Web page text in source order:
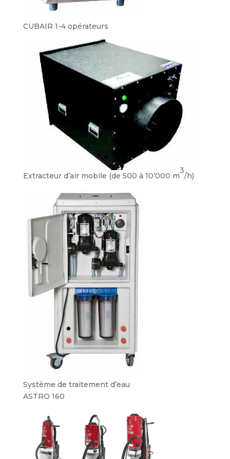
CUBAIR 1-4 opérateurs
Extracteur d’air mobile (de 500 à 10’000 m
3
/h)
Système de traitement d’eau
ASTRO 160